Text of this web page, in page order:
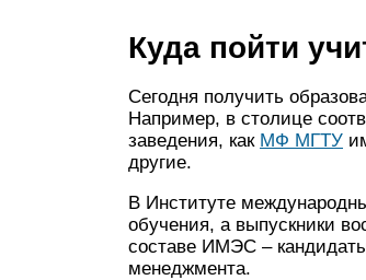
Куда пойти
Сегодня получить
Например, в столице
заведения, как МФ МГТУ
другие.
В Институте
обучения, а выпускники
составе ИМЭС –
менеджмента.